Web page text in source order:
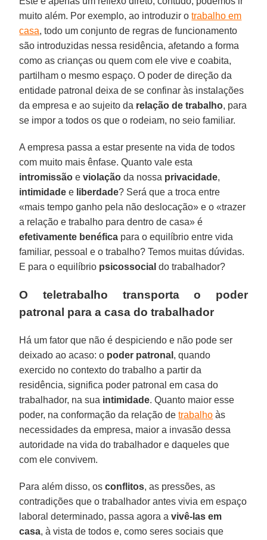
muito além. Por exemplo, ao introduzir otrabalho em
casa, todo um conjunto de regras de funcionamento
são introduzidas nessa residência, afetando a forma
como as crianças ou quem com ele vive e coabita,
partilham o mesmo espaço. O poder de direção da
entidade patronal deixa de se confinar às instalações
da empresa e ao sujeito da relação de trabalho, para
se impor a todos os que o rodeiam, no seio familiar.
A empresa passa a estar presente na vida de todos
com muito mais ênfase. Quanto vale esta
intromissão eviolação da nossa privacidade,
intimidade e liberdade? Será que a troca entre
«mais tempo ganho pela não deslocação» e o «trazer
a relação e trabalho para dentro de casa» é
efetivamente benéfica para o equilíbrio entre vida
familiar, pessoal e o trabalho? Temos muitas dúvidas.
E para o equilíbrio psicossocial do trabalhador?
O teletrabalho transporta o poder
patronal para a casa do trabalhador
Há um fator que não é despiciendo e não pode ser
deixado ao acaso: o poder patronal , quando
exercido no contexto do trabalho a partir da
residência, significa poder patronal em casa do
trabalhador, na sua intimidade. Quanto maior esse
poder, na conformação da relação detrabalho às
necessidades da empresa, maior a invasão dessa
autoridade na vida do trabalhador e daqueles que
com ele convivem.
Para além disso, osconflitos, as pressões, as
contradições que o trabalhador antes vivia em espaço
laboral determinado, passa agora avivê-las em
casa, à vista de todos e, como seres sociais que